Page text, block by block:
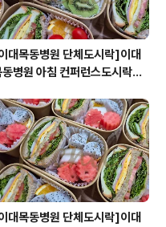
대목동병원 단체도시락]이대
동병원 아침 컨퍼런스도시락<
터링:원스피크닉>
대목동병원 단체도시락]이대